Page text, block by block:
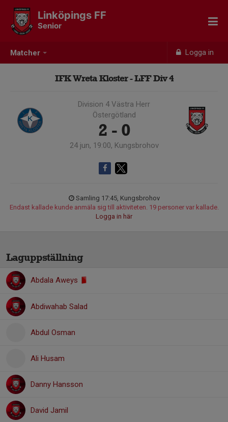
Matcher Logga in
Linköpings FF
Senior
IFK Wreta Kloster - LFF Div 4
Division 4 Västra Herr
Östergötland
2 - 0
24 jun, 19:00, Kungsbrohov
Samling 17:45, Kungsbrohov
Endast kallade kunde anmäla sig till aktiviteten. 19 personer var kallade.
Logga in här
Laguppställning
Abdala Aweys
Abdiwahab Salad
Abdul Osman
Ali Husam
Danny Hansson
David Jamil